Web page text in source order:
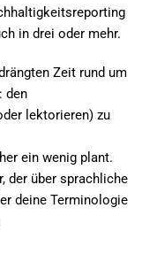
in drei oder mehr.
Zeit rund um
den
lektorieren) zu
ein wenig plant.
der über sprachliche
deine Terminologie